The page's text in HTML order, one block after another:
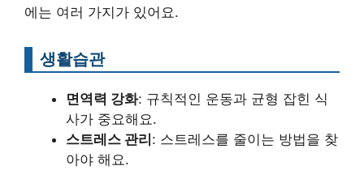
에는 여러 가지가 있어요.
생활습관
면역력 강화: 규칙적인 운동과 균형 잡힌 식
사가 중요해요.
스트레스 관리: 스트레스를 줄이는 방법을 찾
아야 해요.